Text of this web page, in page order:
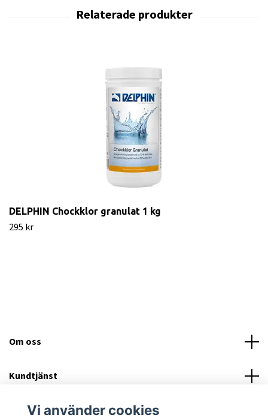
DELPHIN Chockklor granulat 1 kg
295 kr
Om oss
Kundtjänst
Läs merVi använder cookies